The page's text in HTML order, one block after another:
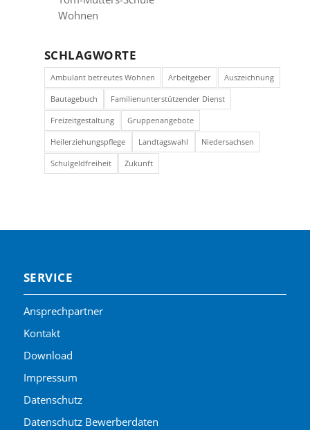
Wohnen
SCHLAGWORTE
Ambulant betreutes Wohnen Arbeitgeber Auszeichnung
Bautagebuch Familienunterstützender Dienst
Freizeitgestaltung Gruppenangebote
Heilerziehungspflege Landtagswahl Niedersachsen
Schulgeldfreiheit Zukunft
SERVICE
Ansprechpartner
Kontakt
Download
Impressum
Datenschutz
Datenschutz Bewerberdaten